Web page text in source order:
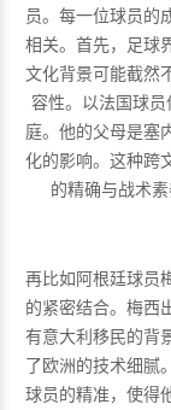
员。每一位球员的
相关。首先，足球
文化背景可能截然
容性。以法国球员
庭。他的父母是塞
化的影响。这种跨
的精确与战术
再比如阿根廷球员
的紧密结合。梅西
有意大利移民的背
了欧洲的技术细腻
球员的精准，使得